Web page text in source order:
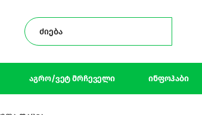
აგრო/ვეტ მრჩეველი ინფოჰაბი